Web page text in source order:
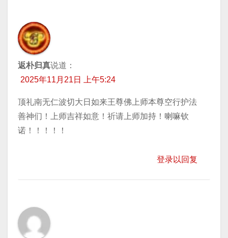
返朴归真说道：
2025年11月21日 上午5:24
顶礼南无仁波切大日如来王尊佛上师本尊空行护法
善神们！上师吉祥如意！祈请上师加持！喇嘛钦
诺！！！！！
登录以回复